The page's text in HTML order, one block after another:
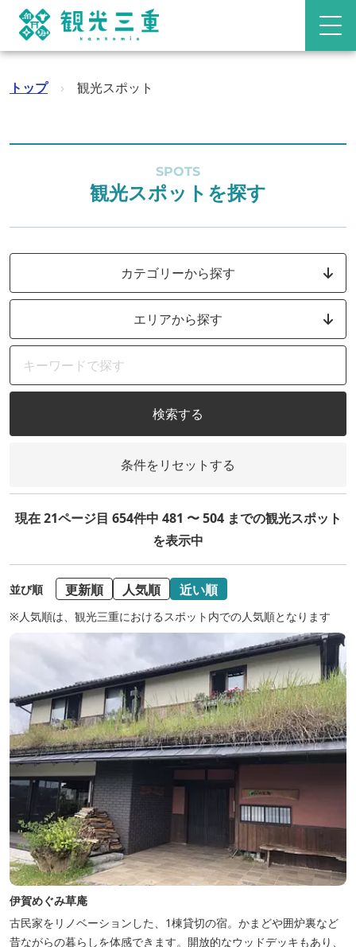
トップ › 観光スポット
SPOTS
観光スポットを探す
カテゴリーから探す
エリアから探す
検索する
条件をリセットする
現在 21ページ目 654件中 481 〜 504 までの観光スポット
を表示中
並び順 更新順 人気順 近い順
※人気順は、観光三重におけるスポット内での人気順となります
伊賀めぐみ草庵
古民家をリノベーションした、1棟貸切の宿。かまどや囲炉裏など
昔ながらの暮らしを体感できます。開放的なウッドデッキもあり、